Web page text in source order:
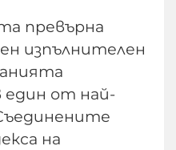
превърна
изпълнителен
един от най-
на